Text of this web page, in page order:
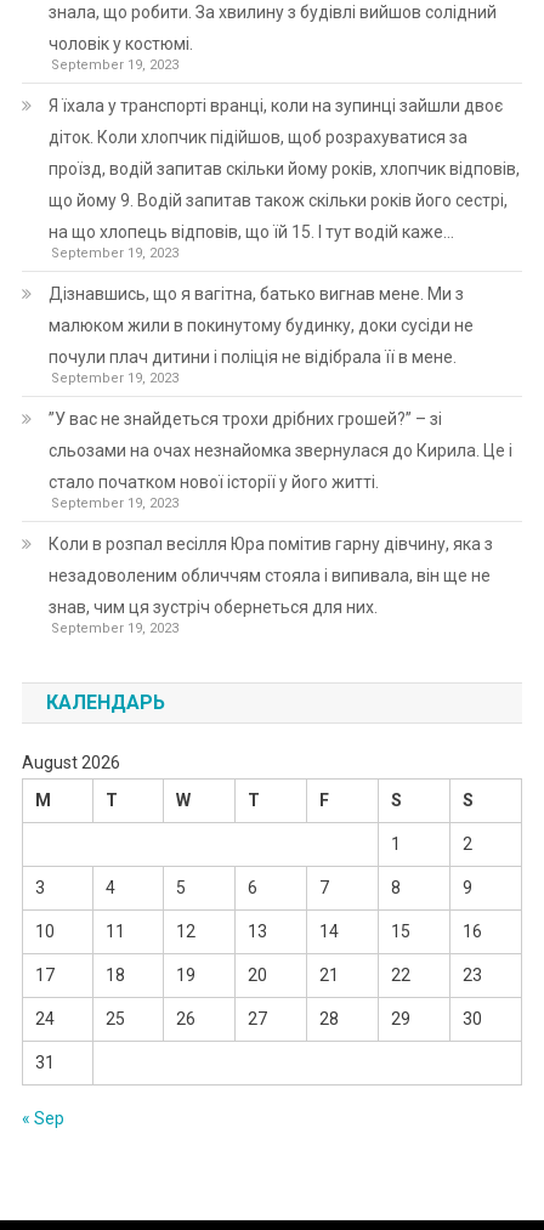
знала, що робити. За хвилину з будівлі вийшов солідний
чоловік у костюмі.
September 19, 2023
Я їхала у транспорті вранці, коли на зупинці зайшли двоє
діток. Коли хлопчик підійшов, щоб розрахуватися за
проїзд, водій запитав скільки йому років, хлопчик відповів,
що йому 9. Водій запитав також скільки років його сестрі,
на що хлопець відповів, що їй 15. І тут водій каже…
September 19, 2023
Дізнавшись, що я вагітна, батько вигнав мене. Ми з
малюком жили в покинутому будинку, доки сусіди не
почули плач дитини і поліція не відібрала її в мене.
September 19, 2023
”У вас не знайдеться трохи дрібних грошей?” – зі
сльозами на очах незнайомка звернулася до Кирила. Це і
стало початком нової історії у його житті.
September 19, 2023
Коли в розпал весілля Юра помітив гарну дівчину, яка з
незадоволеним обличчям стояла і випивала, він ще не
знав, чим ця зустріч обернеться для них.
September 19, 2023
КАЛЕНДАРЬ
August 2026
M
T W T F S S
1 2
3 4 5 6 7 8 9
10 11 12 13 14 15 16
17 18 19 20 21 22 23
24 25 26 27 28 29 30
31
« Sep